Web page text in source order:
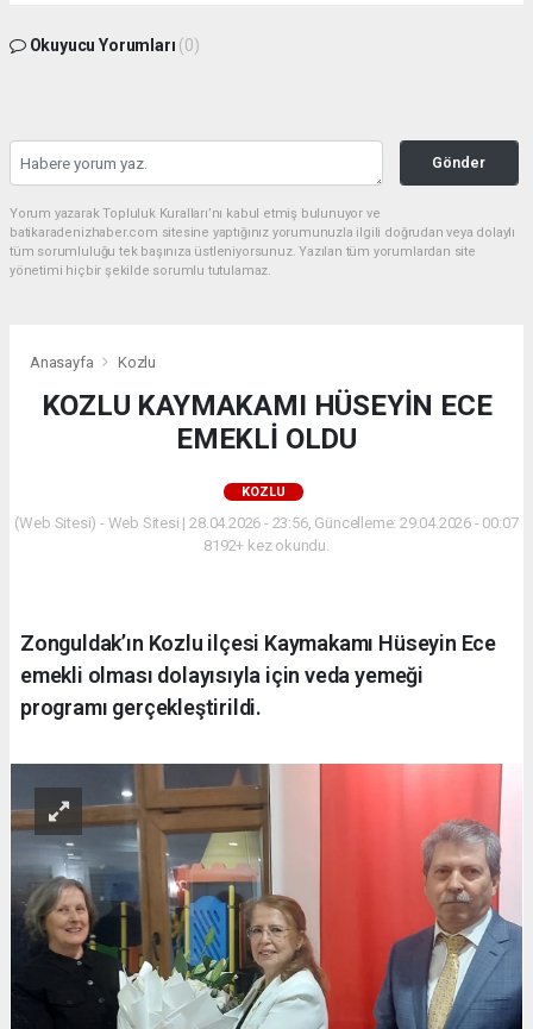
Okuyucu Yorumları (0)
Gönder
Yorum yazarak Topluluk Kuralları’nı kabul etmiş bulunuyor ve
batikaradenizhaber.com sitesine yaptığınız yorumunuzla ilgili doğrudan veya dolaylı
tüm sorumluluğu tek başınıza üstleniyorsunuz. Yazılan tüm yorumlardan site
yönetimi hiçbir şekilde sorumlu tutulamaz.
Anasayfa Kozlu
KOZLU KAYMAKAMI HÜSEYİN ECE
EMEKLİ OLDU
KOZLU
(Web Sitesi) - Web Sitesi | 28.04.2026 - 23:56, Güncelleme: 29.04.2026 - 00:07
8192+ kez okundu.
Zonguldak’ın Kozlu ilçesi Kaymakamı Hüseyin Ece
emekli olması dolayısıyla için veda yemeği
programı gerçekleştirildi.